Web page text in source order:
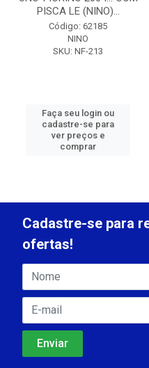
PISCA LE (NINO)...
Código: 62185
NINO
SKU: NF-213
Faça seu login ou
cadastre-se para
ver preços e
comprar
Cadastre-se para
ofertas!